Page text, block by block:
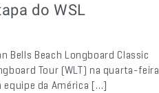
do WSL
Bells Beach Longboard Classic
Tour (WLT) na quarta-feira
equipe da América […]